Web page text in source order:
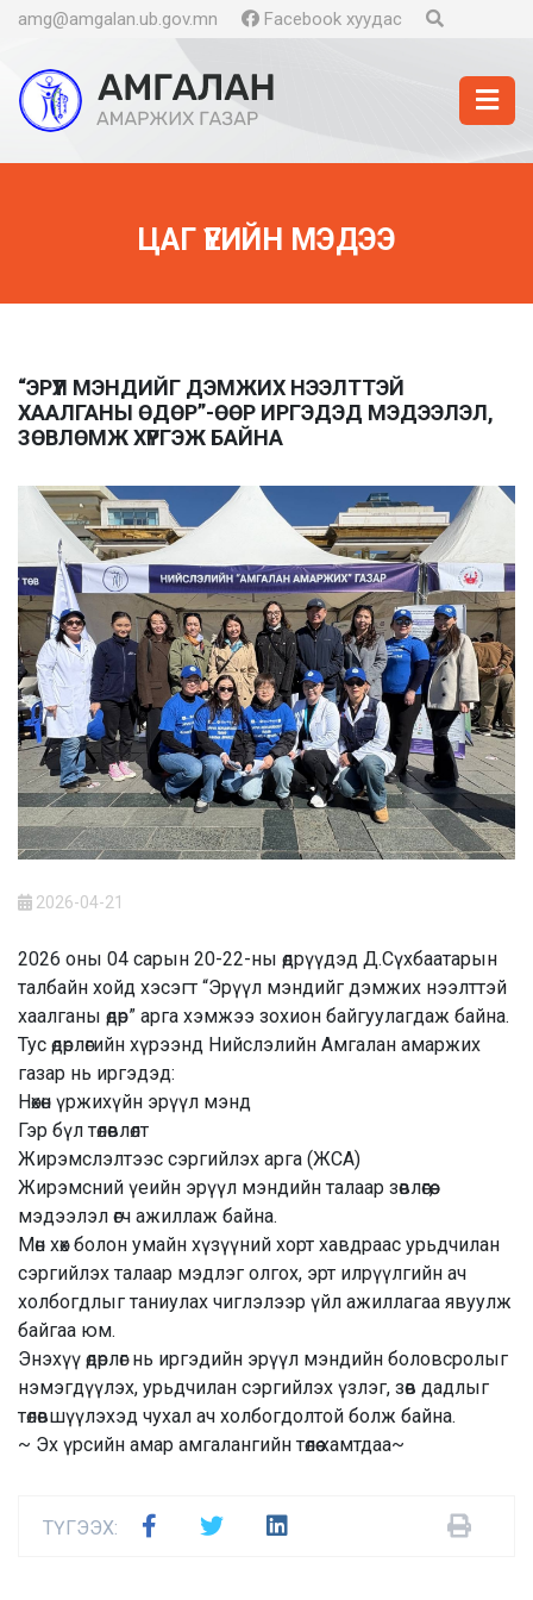
amg@amgalan.ub.gov.mn Facebook хуудас
ЦАГ ҮЕИЙН МЭДЭЭ
“ЭРҮҮЛ МЭНДИЙГ ДЭМЖИХ НЭЭЛТТЭЙ
ХААЛГАНЫ ӨДӨР”-ӨӨР ИРГЭДЭД МЭДЭЭЛЭЛ,
ЗӨВЛӨМЖ ХҮРГЭЖ БАЙНА
2026-04-21
2026 оны 04 сарын 20-22-ны өдрүүдэд Д.Сүхбаатарын
талбайн хойд хэсэгт “Эрүүл мэндийг дэмжих нээлттэй
хаалганы өдөр” арга хэмжээ зохион байгуулагдаж байна.
Тус өдөрлөгийн хүрээнд Нийслэлийн Амгалан амаржих
газар нь иргэдэд:
Нөхөн үржихүйн эрүүл мэнд
Гэр бүл төлөвлөлт
Жирэмслэлтээс сэргийлэх арга (ЖСА)
Жирэмсний үеийн эрүүл мэндийн талаар зөвлөгөө,
мэдээлэл өгч ажиллаж байна.
Мөн хөх болон умайн хүзүүний хорт хавдраас урьдчилан
сэргийлэх талаар мэдлэг олгох, эрт илрүүлгийн ач
холбогдлыг таниулах чиглэлээр үйл ажиллагаа явуулж
байгаа юм.
Энэхүү өдөрлөг нь иргэдийн эрүүл мэндийн боловсролыг
нэмэгдүүлэх, урьдчилан сэргийлэх үзлэг, зөв дадлыг
төлөвшүүлэхэд чухал ач холбогдолтой болж байна.
~ Эх үрсийн амар амгалангийн төлөө хамтдаа~
ТҮГЭЭХ: